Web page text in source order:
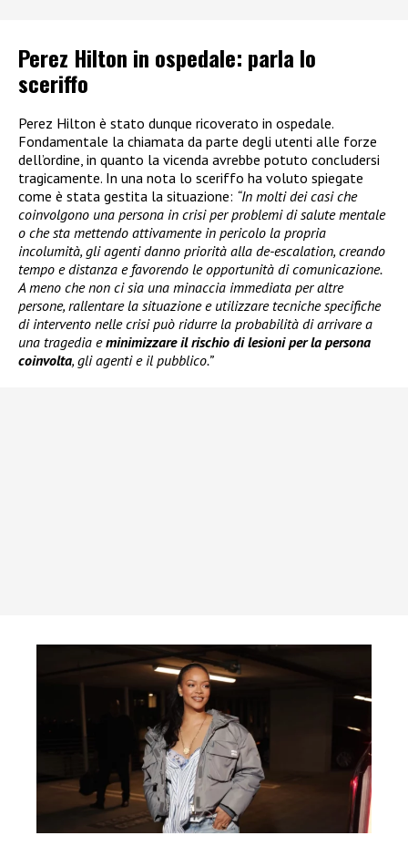
Perez Hilton in ospedale: parla lo
sceriffo
Perez Hilton è stato dunque ricoverato in ospedale.
Fondamentale la chiamata da parte degli utenti alle forze
dell’ordine, in quanto la vicenda avrebbe potuto concludersi
tragicamente. In una nota lo sceriffo ha voluto spiegate
come è stata gestita la situazione: “In molti dei casi che
coinvolgono una persona in crisi per problemi di salute mentale
o che sta mettendo attivamente in pericolo la propria
incolumità, gli agenti danno priorità alla de-escalation, creando
tempo e distanza e favorendo le opportunità di comunicazione.
A meno che non ci sia una minaccia immediata per altre
persone, rallentare la situazione e utilizzare tecniche specifiche
di intervento nelle crisi può ridurre la probabilità di arrivare a
una tragedia eminimizzare il rischio di lesioni per la persona
coinvolta, gli agenti e il pubblico.”